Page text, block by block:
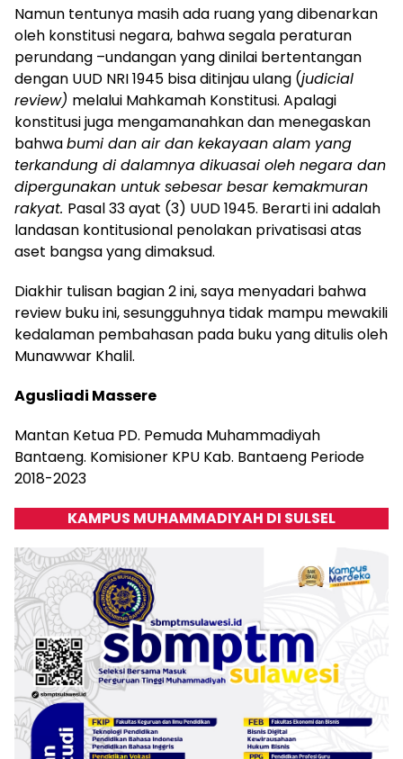
Namun tentunya masih ada ruang yang dibenarkan
oleh konstitusi negara, bahwa segala peraturan
perundang –undangan yang dinilai bertentangan
dengan UUD NRI 1945 bisa ditinjau ulang (judicial
review) melalui Mahkamah Konstitusi. Apalagi
konstitusi juga mengamanahkan dan menegaskan
bahwabumi dan air dan kekayaan alam yang
terkandung di dalamnya dikuasai oleh negara dan
dipergunakan untuk sebesar besar kemakmuran
rakyat. Pasal 33 ayat (3) UUD 1945. Berarti ini adalah
landasan kontitusional penolakan privatisasi atas
aset bangsa yang dimaksud.
Diakhir tulisan bagian 2 ini, saya menyadari bahwa
review buku ini, sesungguhnya tidak mampu mewakili
kedalaman pembahasan pada buku yang ditulis oleh
Munawwar Khalil.
Agusliadi Massere
Mantan Ketua PD. Pemuda Muhammadiyah
Bantaeng. Komisioner KPU Kab. Bantaeng Periode
2018-2023
KAMPUS MUHAMMADIYAH DI SULSEL